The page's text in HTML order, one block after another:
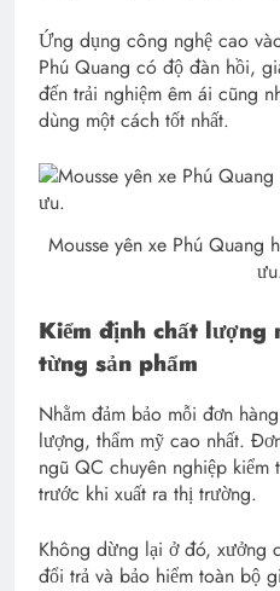
Ứng dụng công nghệ cao
Phú Quang có độ đàn hồi,
đến trải nghiệm êm ái cũng
dùng một cách tốt nhất.
Mousse yên xe Phú Quang
Kiểm định chất lượng
từng sản phẩm
Nhằm đảm bảo mỗi đơn
lượng, thẩm mỹ cao nhất.
ngũ QC chuyên nghiệp kiểm
trước khi xuất ra thị trường.
Không dừng lại ở đó, xưởng
đổi trả và bảo hiểm toàn bộ